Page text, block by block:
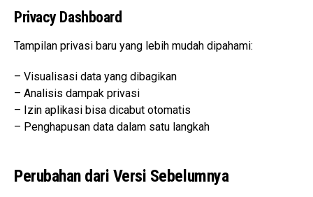
Privacy Dashboard
Tampilan privasi baru yang lebih mudah dipahami:
– Visualisasi data yang dibagikan
– Analisis dampak privasi
– Izin aplikasi bisa dicabut otomatis
– Penghapusan data dalam satu langkah
Perubahan dari Versi Sebelumnya